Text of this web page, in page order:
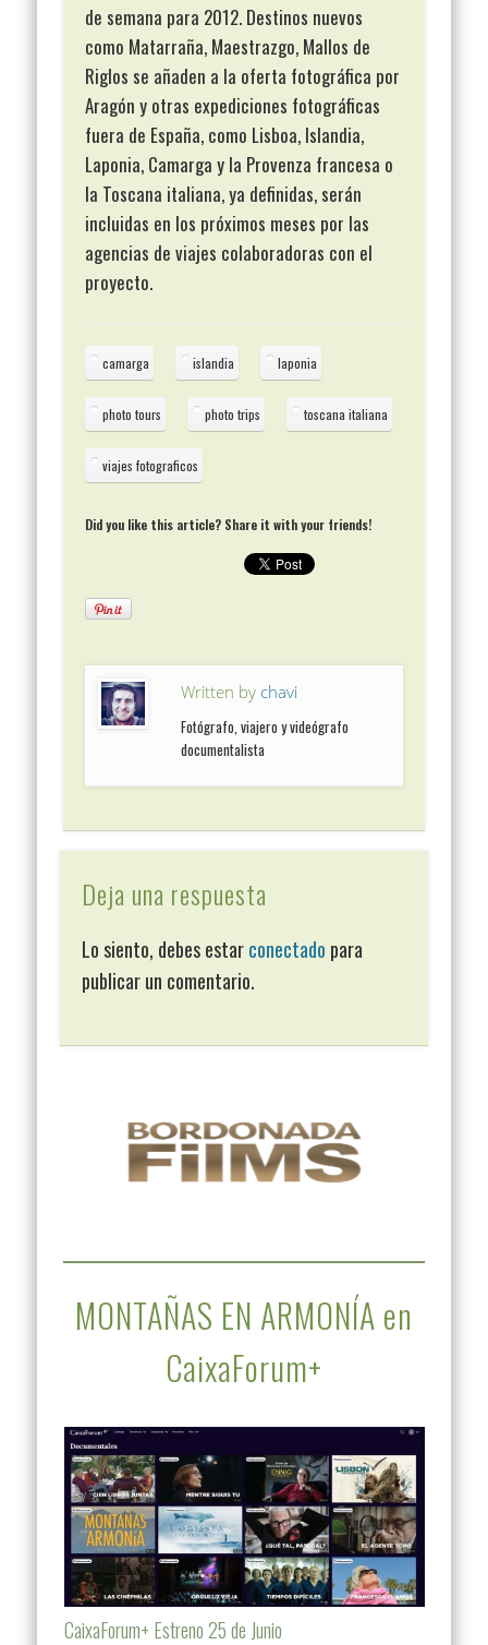
de semana para 2012. Destinos nuevos
como Matarraña, Maestrazgo, Mallos de
Riglos se añaden a la oferta fotográfica por
Aragón y otras expediciones fotográficas
fuera de España, como Lisboa, Islandia,
Laponia, Camarga y la Provenza francesa o
la Toscana italiana, ya definidas, serán
incluidas en los próximos meses por las
agencias de viajes colaboradoras con el
proyecto.
camarga islandia laponia
photo tours photo trips toscana italiana
viajes fotograficos
Did you like this article? Share it with your friends!
Written by chavi
Fotógrafo, viajero y videógrafo
documentalista
Deja una respuesta
Lo siento, debes estarconectado para
publicar un comentario.
MONTAÑAS EN ARMONÍA en
CaixaForum+
CaixaForum+ Estreno 25 de Junio